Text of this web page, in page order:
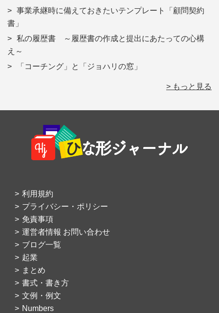
事業承継時に備えておきたいテンプレート「顧問契約
書」
私の履歴書 ～履歴書の作成と提出にあたっての心構
え～
「コーチング」と「ジョハリの窓」
> もっと見る
Footer
利用規約
プライバシー・ポリシー
免責事項
運営者情報 お問い合わせ
ブログ一覧
起業
まとめ
書式・書き方
文例・例文
Numbers